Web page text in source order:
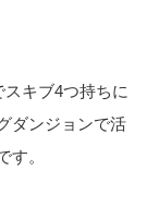
キブ4つ持ちに
ダンジョンで活
す。